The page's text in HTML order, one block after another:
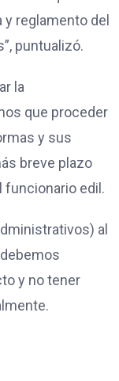
reglamento del
puntualizó.
la
que proceder
y sus
breve plazo
funcionario edil.
al
y no tener